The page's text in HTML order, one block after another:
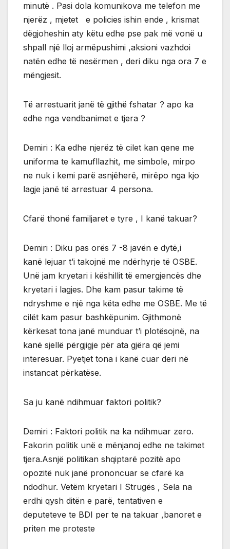
minutë . Pasi dola komunikova me telefon me
njerëz , mjetet e policies ishin ende , krismat
dëgjoheshin aty këtu edhe pse pak më vonë u
shpall një lloj armëpushimi ,aksioni vazhdoi
natën edhe të nesërmen , deri diku nga ora 7 e
mëngjesit.
Të arrestuarit janë të gjithë fshatar ? apo ka
edhe nga vendbanimet e tjera ?
Demiri : Ka edhe njerëz të cilet kan qene me
uniforma te kamufllazhit, me simbole, mirpo
ne nuk i kemi parë asnjëherë, mirëpo nga kjo
lagje janë të arrestuar 4 persona.
Cfarë thonë familjaret e tyre , I kanë takuar?
Demiri : Diku pas orës 7 -8 javën e dytë,i
kanë lejuar t’i takojnë me ndërhyrje të OSBE.
Unë jam kryetari i këshillit të emergjencës dhe
kryetari i lagjes. Dhe kam pasur takime të
ndryshme e një nga këta edhe me OSBE. Me të
cilët kam pasur bashkëpunim. Gjithmonë
kërkesat tona janë munduar t’i plotësojnë, na
kanë sjellë përgjigje për ata gjëra që jemi
interesuar. Pyetjet tona i kanë cuar deri në
instancat përkatëse.
Sa ju kanë ndihmuar faktori politik?
Demiri : Faktori politik na ka ndihmuar zero.
Fakorin politik unë e mënjanoj edhe ne takimet
tjera.Asnjë politikan shqiptarë pozitë apo
opozitë nuk janë prononcuar se cfarë ka
ndodhur. Vetëm kryetari I Strugës , Sela na
erdhi qysh ditën e parë, tentativen e
deputeteve te BDI per te na takuar ,banoret e
priten me proteste